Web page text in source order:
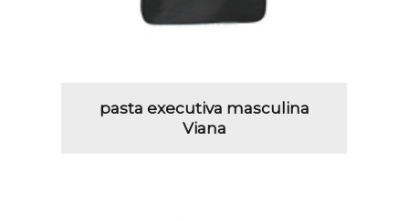
pasta executiva masculina
Viana